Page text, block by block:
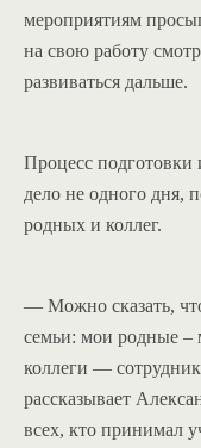
мероприятиям
на свою работу
развиваться дальше.
Процесс
дело не одного дня,
родных и коллег.
— Можно сказать,
семьи: мои родные –
коллеги —
рассказывает
всех, кто принимал